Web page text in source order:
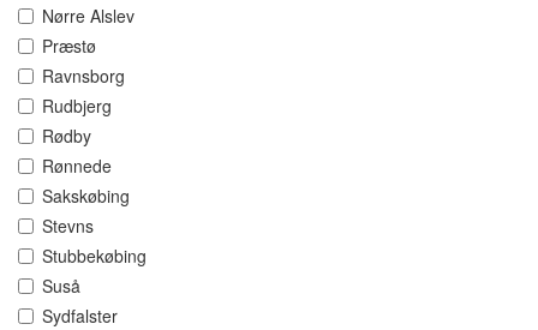
Nørre Alslev
Præstø
Ravnsborg
Rudbjerg
Rødby
Rønnede
Sakskøbing
Stevns
Stubbekøbing
Suså
Sydfalster